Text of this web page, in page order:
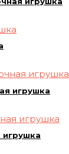
игрушка
игрушка